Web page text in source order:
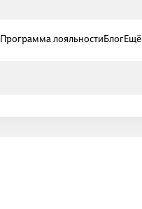
Программа лояльностиБлогЕщё